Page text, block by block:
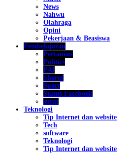
News
Nahwu
Olahraga
Opini
Pekerjaan & Beasiswa
Pembelajaran
Pertanian
Politics
PAI
Shorof
Sport
Status Facebook
surat
Teknologi
Tip Internet dan website
Tech
software
Teknologi
Tip Internet dan website